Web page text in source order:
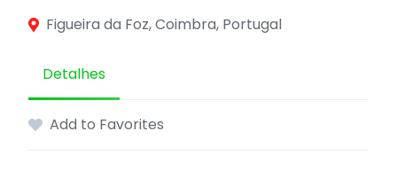
Figueira da Foz, Coimbra, Portugal
Detalhes
Add to Favorites